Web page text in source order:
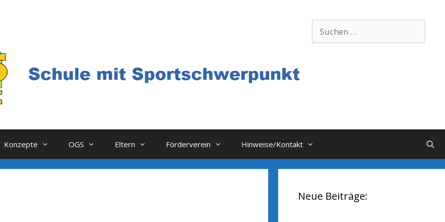
nach:
Konzepte OGS Eltern Förderverein Hinweise/Kontakt
Neue Beiträge: